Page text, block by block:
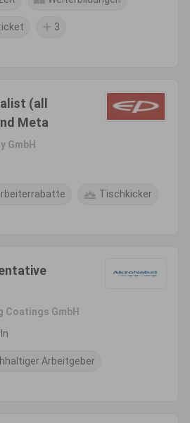
3
(all
Meta
GmbH
Tischkicker
Coatings GmbH
Arbeitgeber